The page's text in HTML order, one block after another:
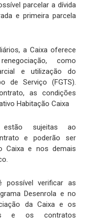
parcelar a dívida
e primeira parcela
a Caixa oferece
como
e utilização do
de Serviço (FGTS).
as condições
Habitação Caixa
estão sujeitas ao
e poderão ser
Caixa e nos demais
possível verificar as
Desenrola e no
da Caixa e os
e os contratos